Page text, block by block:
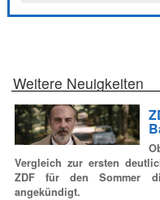
Weitere Neuigkeiten
Vergleich zur ersten
ZDF für den Sommer
angekündigt.